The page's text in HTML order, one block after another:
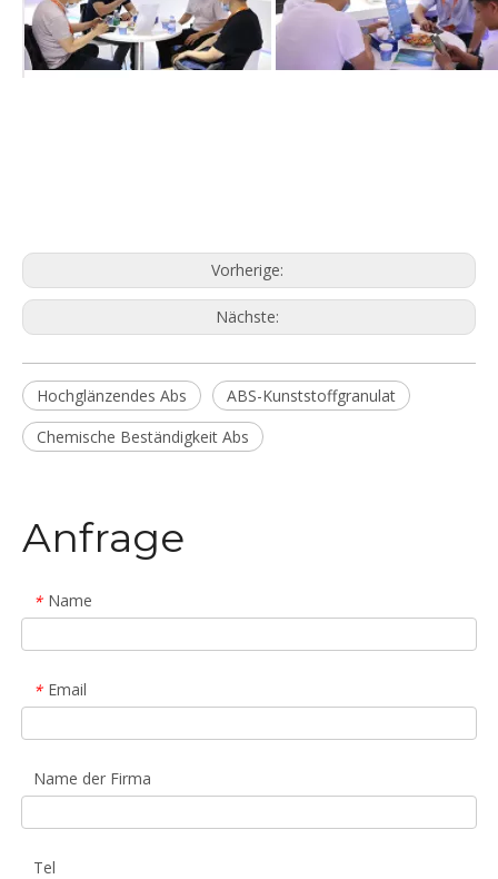
Vorherige:
Nächste:
Hochglänzendes Abs
ABS-Kunststoffgranulat
Chemische Beständigkeit Abs
Anfrage
* Name
* Email
Name der Firma
Tel